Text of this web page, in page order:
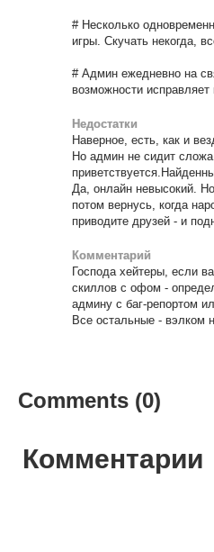
# Несколько
игры. Скучать некогда,
# Админ ежедневно на
возможности
Недостатки
Наверное, есть, как и
Но админ не сидит
Да, онлайн невысокий.
потом вернусь, когда
приводите друзей - и
Комментарий
Господа хейтеры, если
скиллов с офом -
админу с баг-репортом
Все остальные - вэлком
Comments (0)
Комментарии